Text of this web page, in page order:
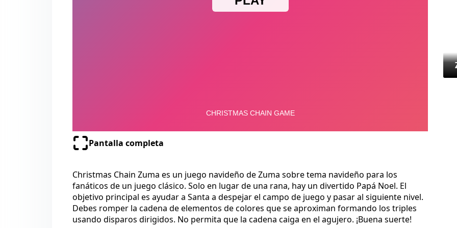
Pantalla completa
Christmas Chain Zuma es un juego navideño de Zuma sobre tema navideño para los
fanáticos de un juego clásico. Solo en lugar de una rana, hay un divertido Papá Noel. El
objetivo principal es ayudar a Santa a despejar el campo de juego y pasar al siguiente nivel.
Debes romper la cadena de elementos de colores que se aproximan formando los triples
usando disparos dirigidos. No permita que la cadena caiga en el agujero. ¡Buena suerte!